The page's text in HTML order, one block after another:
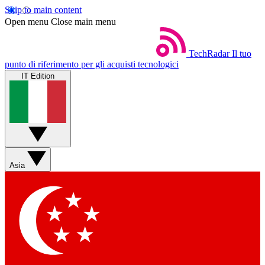
Skip to main content
Open menu Close main menu
TechRadar Il tuo
punto di riferimento per gli acquisti tecnologici
IT Edition
Asia